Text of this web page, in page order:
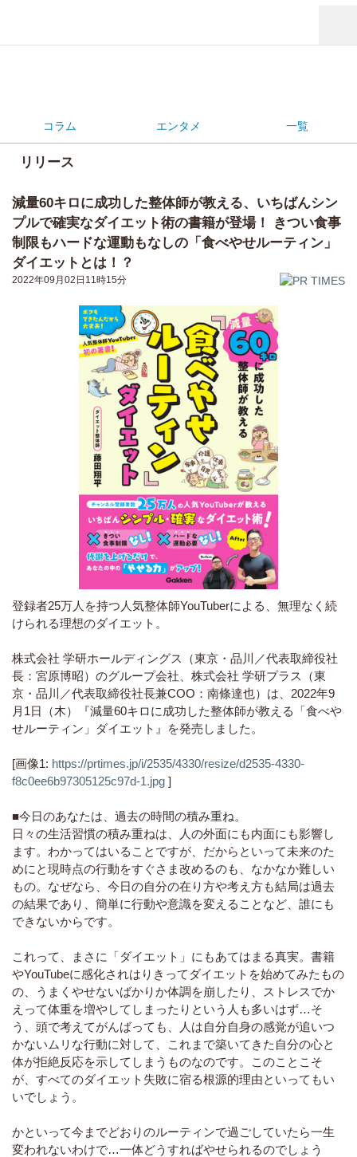
コラム エンタメ 一覧
リリース
減量60キロに成功した整体師が教える、いちばんシン
プルで確実なダイエット術の書籍が登場！ きつい食事
制限もハードな運動もなしの「食べやせルーティン」
ダイエットとは！？
2022年09月02日11時15分
登録者25万人を持つ人気整体師YouTuberによる、無理なく続
けられる理想のダイエット。
株式会社 学研ホールディングス（東京・品川／代表取締役社
長：宮原博昭）のグループ会社、株式会社 学研プラス（東
京・品川／代表取締役社長兼COO：南條達也）は、2022年9
月1日（木）『減量60キロに成功した整体師が教える「食べや
せルーティン」ダイエット』を発売しました。
[画像1: https://prtimes.jp/i/2535/4330/resize/d2535-4330-
f8c0ee6b97305125c97d-1.jpg ]
■今日のあなたは、過去の時間の積み重ね。
日々の生活習慣の積み重ねは、人の外面にも内面にも影響し
ます。わかってはいることですが、だからといって未来のた
めにと現時点の行動をすぐさま改めるのも、なかなか難しい
もの。なぜなら、今日の自分の在り方や考え方も結局は過去
の結果であり、簡単に行動や意識を変えることなど、誰にも
できないからです。
これって、まさに「ダイエット」にもあてはまる真実。書籍
やYouTubeに感化されはりきってダイエットを始めてみたもの
の、うまくやせないばかりか体調を崩したり、ストレスでか
えって体重を増やしてしまったりという人も多いはず…そ
う、頭で考えてがんばっても、人は自分自身の感覚が追いつ
かないムリな行動に対して、これまで築いてきた自分の心と
体が拒絶反応を示してしまうものなのです。このことこそ
が、すべてのダイエット失敗に宿る根源的理由といってもい
いでしょう。
かといって今までどおりのルーティンで過ごしていたら一生
変われないわけで…一体どうすればやせられるのでしょう